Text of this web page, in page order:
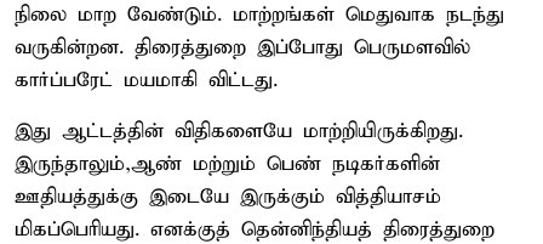
நிலை மாற வேண்டும். மாற்றங்கள் மெதுவாக நடந்து
வருகின்றன. திரைத்துறை இப்போது பெருமளவில்
கார்ப்பரேட் மயமாகி விட்டது.
இது ஆட்டத்தின் விதிகளையே மாற்றியிருக்கிறது.
இருந்தாலும்,ஆண் மற்றும் பெண் நடிகர்களின்
ஊதியத்துக்கு இடையே இருக்கும் வித்தியாசம்
மிகப்பெரியது. எனக்குத் தென்னிந்தியத் திரைத்துறை